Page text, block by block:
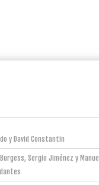
y David Constantin
Sergio Jiménez y Manuel